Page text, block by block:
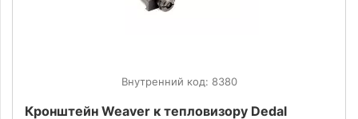
Внутренний код: 8380
Кронштейн Weaver к тепловизору Dedal